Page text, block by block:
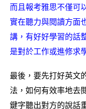
而且報考雅思不僅可
實在聽力與閱讀方面
講，有好好學習的話
是對於工作或進修求
最後，要先打好英文
法，如何有效率地去
鍵字聽出對方的說話